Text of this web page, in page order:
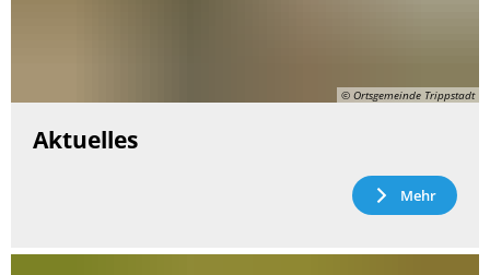
© Ortsgemeinde Trippstadt
Aktuelles
Mehr